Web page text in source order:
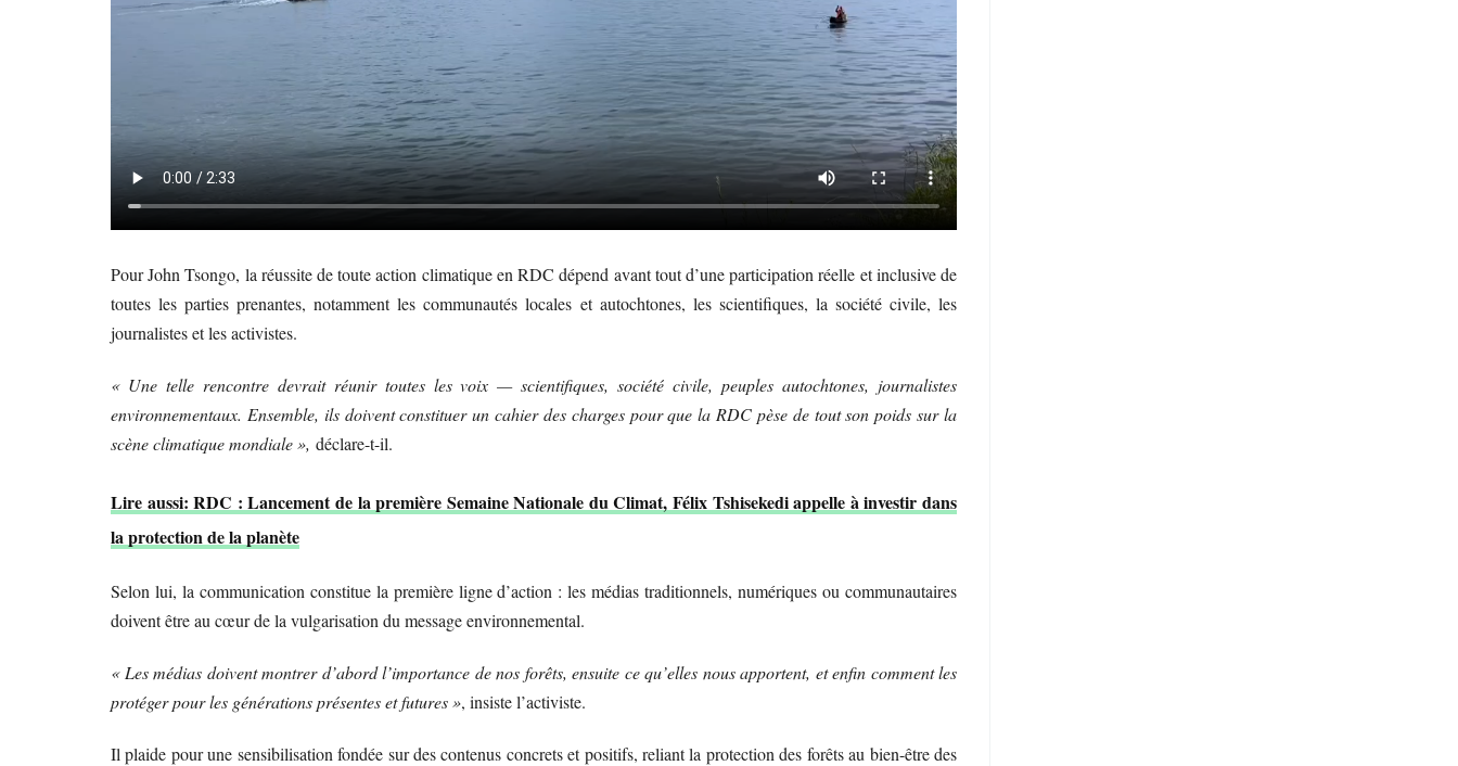
Pour John Tsongo, la réussite de toute action climatique en RDC dépend avant tout d’une participation réelle et inclusive de
toutes les parties prenantes, notamment les communautés locales et autochtones, les scientifiques, la société civile, les
journalistes et les activistes.
« Une telle rencontre devrait réunir toutes les voix — scientifiques, société civile, peuples autochtones, journalistes
environnementaux. Ensemble, ils doivent constituer un cahier des charges pour que la RDC pèse de tout son poids sur la
scène climatique mondiale », déclare-t-il.
Lire aussi: RDC : Lancement de la première Semaine Nationale du Climat, Félix Tshisekedi appelle à investir dans
la protection de la planète
Selon lui, la communication constitue la première ligne d’action : les médias traditionnels, numériques ou communautaires
doivent être au cœur de la vulgarisation du message environnemental.
« Les médias doivent montrer d’abord l’importance de nos forêts, ensuite ce qu’elles nous apportent, et enfin comment les
protéger pour les générations présentes et futures », insiste l’activiste.
Il plaide pour une sensibilisation fondée sur des contenus concrets et positifs, reliant la protection des forêts au bien-être des